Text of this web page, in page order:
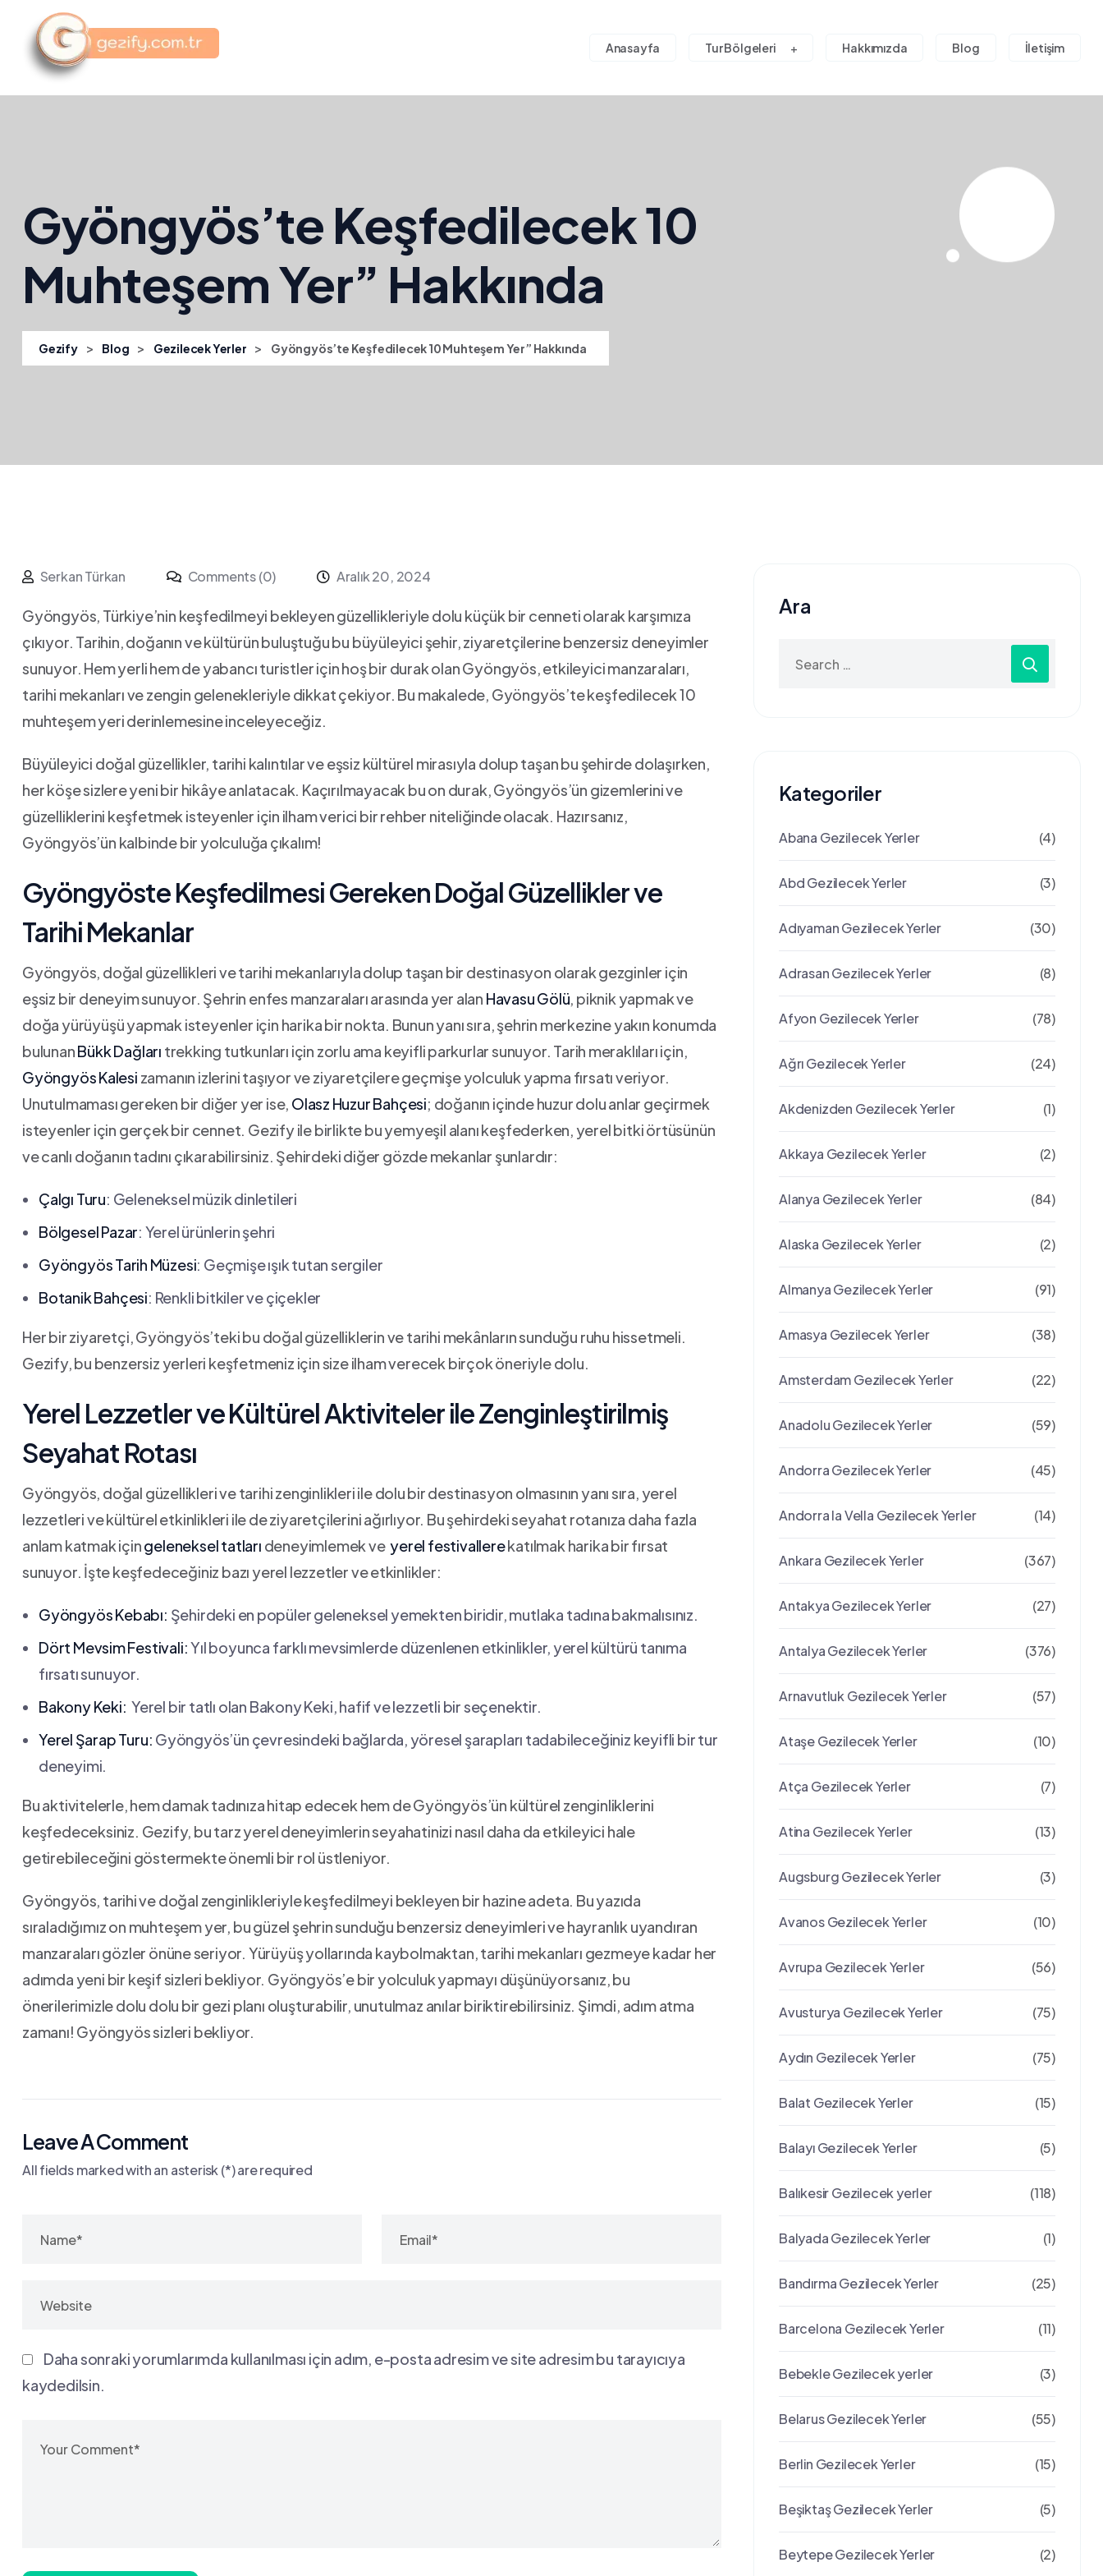
Anasayfa Tur Bölgeleri Hakkımızda Blog İletişim
Gyöngyös’te Keşfedilecek 10
Muhteşem Yer” Hakkında
Gezify > Blog > Gezilecek Yerler > Gyöngyös’te Keşfedilecek 10 Muhteşem Yer” Hakkında
Serkan Türkan Comments (0) Aralık 20, 2024
Gyöngyös, Türkiye’nin keşfedilmeyi bekleyen güzellikleriyle dolu​ küçük bir cenneti olarak ⁤karşımıza
çıkıyor. Tarihin, doğanın ve kültürün buluştuğu bu büyüleyici şehir, ziyaretçilerine ⁣benzersiz‍ deneyimler
sunuyor. Hem yerli hem de yabancı turistler için hoş bir durak olan Gyöngyös, etkileyici manzaraları,
tarihi ‌mekanları ve zengin gelenekleriyle dikkat çekiyor. Bu makalede, ‍Gyöngyös’te keşfedilecek 10
muhteşem yeri derinlemesine inceleyeceğiz. ⁢
Büyüleyici doğal güzellikler, tarihi kalıntılar ve eşsiz kültürel mirasıyla​ dolup⁢ taşan bu şehirde dolaşırken,​
her köşe sizlere⁢ yeni bir hikâye anlatacak. Kaçırılmayacak bu ⁢on durak, Gyöngyös’ün gizemlerini ve
güzelliklerini​ keşfetmek isteyenler için ⁤ilham verici bir rehber niteliğinde olacak.‍ Hazırsanız,‌
Gyöngyös’ün kalbinde bir ‌yolculuğa⁤ çıkalım!
Gyöngyöste Keşfedilmesi Gereken ⁢Doğal ⁤Güzellikler‍ ve
Tarihi Mekanlar
Gyöngyös, doğal ⁢güzellikleri ve ‌tarihi ⁣mekanlarıyla dolup taşan bir destinasyon ​olarak ⁤gezginler için
eşsiz​ bir ‍deneyim⁣ sunuyor. Şehrin enfes​ manzaraları arasında yer alan‌ Havasu⁤ Gölü, piknik yapmak ve ​
doğa ​yürüyüşü yapmak isteyenler için harika ⁤bir nokta.⁣ Bunun yanı sıra,‍ şehrin ‍merkezine yakın konumda
bulunanBükk Dağları trekking tutkunları için zorlu​ ama keyifli⁣ parkurlar sunuyor. Tarih⁣ meraklıları​ için,⁤
Gyöngyös⁣ Kalesi zamanın izlerini taşıyor ve ziyaretçilere geçmişe yolculuk yapma ‍fırsatı veriyor.
Unutulmaması gereken bir diğer yer ise, Olasz⁤ Huzur Bahçesi; doğanın içinde huzur‍ dolu ⁤anlar geçirmek
isteyenler​ için ‍gerçek bir cennet. ‌Gezify ile birlikte bu yemyeşil alanı ‌keşfederken,⁢ yerel bitki örtüsünün
⁣ve ⁤canlı​ doğanın tadını çıkarabilirsiniz.‌ Şehirdeki diğer gözde⁣ mekanlar şunlardır:
Çalgı Turu: Geleneksel müzik dinletileri
Bölgesel Pazar:⁤ Yerel⁣ ürünlerin şehri
Gyöngyös ⁤Tarih ⁢Müzesi: Geçmişe⁤ ışık tutan sergiler
Botanik Bahçesi:​ Renkli bitkiler‍ ve çiçekler
Her bir ziyaretçi, ⁣Gyöngyös’teki bu doğal güzelliklerin ve tarihi mekânların sunduğu ruhu hissetmeli.
Gezify, ⁤bu benzersiz ‍yerleri keşfetmeniz için size ilham verecek‍ birçok öneriyle dolu.
Yerel Lezzetler‌ ve ⁢Kültürel Aktiviteler ile Zenginleştirilmiş ​
Seyahat Rotası
Gyöngyös, doğal güzellikleri ve tarihi zenginlikleri ile dolu⁢ bir⁢ destinasyon ‍olmasının yanı ⁤sıra, yerel ​
lezzetleri ve kültürel etkinlikleri ‍ile de ziyaretçilerini ağırlıyor. Bu şehirdeki seyahat rotanıza daha fazla
anlam katmak içingeleneksel tatları deneyimlemek ve ‌yerel festivallerekatılmak harika bir​ fırsat
sunuyor. ⁤İşte keşfedeceğiniz bazı yerel lezzetler ve ⁤etkinlikler:
Gyöngyös Kebabı: Şehirdeki en ⁢popüler ‍geleneksel yemekten biridir, mutlaka tadına bakmalısınız.
Dört​ Mevsim⁣ Festivali:Yıl​ boyunca farklı ⁤mevsimlerde düzenlenen etkinlikler, ⁣yerel kültürü tanıma
‌fırsatı sunuyor.
Bakony Keki: ⁤ Yerel bir tatlı olan Bakony Keki, hafif ve lezzetli bir seçenektir.
Yerel⁣ Şarap Turu: ⁢Gyöngyös’ün çevresindeki⁢ bağlarda, ⁣yöresel şarapları⁤ tadabileceğiniz keyifli bir tur ​
deneyimi.
Bu aktivitelerle, ⁣hem damak tadınıza ⁤hitap edecek hem de Gyöngyös’ün kültürel zenginliklerini
keşfedeceksiniz.‍ Gezify, bu tarz yerel ⁣deneyimlerin seyahatinizi nasıl daha da etkileyici hale
‍getirebileceğini göstermekte önemli ‍bir⁢ rol​ üstleniyor.
Gyöngyös, ‌tarihi ⁢ve doğal zenginlikleriyle keşfedilmeyi bekleyen⁤ bir hazine adeta.⁢ Bu yazıda
sıraladığımız on muhteşem yer, bu güzel şehrin⁤ sunduğu benzersiz deneyimleri ‌ve hayranlık uyandıran
manzaraları⁢ gözler önüne ⁣seriyor. Yürüyüş yollarında ​kaybolmaktan, tarihi⁤ mekanları​ gezmeye kadar her
adımda yeni bir keşif sizleri bekliyor. Gyöngyös’e bir yolculuk yapmayı düşünüyorsanız, ​bu
önerilerimizle dolu dolu⁢ bir ⁤gezi planı oluşturabilir, unutulmaz ​anılar biriktirebilirsiniz. Şimdi, adım ‍atma
zamanı! ⁢Gyöngyös sizleri bekliyor.
Leave A Comment
All fields marked with an asterisk (*) are required
Daha sonraki yorumlarımda kullanılması için adım, e-posta adresim ve site adresim bu tarayıcıya
kaydedilsin.
Ara
for:
Kategoriler
Abana Gezilecek Yerler (4)
Abd Gezilecek Yerler (3)
Adıyaman Gezilecek Yerler (30)
Adrasan Gezilecek Yerler (8)
Afyon Gezilecek Yerler (78)
Ağrı Gezilecek Yerler (24)
Akdenizden Gezilecek Yerler (1)
Akkaya Gezilecek Yerler (2)
Alanya Gezilecek Yerler (84)
Alaska Gezilecek Yerler (2)
Almanya Gezilecek Yerler (91)
Amasya Gezilecek Yerler (38)
Amsterdam Gezilecek Yerler (22)
Anadolu Gezilecek Yerler (59)
Andorra Gezilecek Yerler (45)
Andorra la Vella Gezilecek Yerler (14)
Ankara Gezilecek Yerler (367)
Antakya Gezilecek Yerler (27)
Antalya Gezilecek Yerler (376)
Arnavutluk Gezilecek Yerler (57)
Ataşe Gezilecek Yerler (10)
Atça Gezilecek Yerler (7)
Atina Gezilecek Yerler (13)
Augsburg Gezilecek Yerler (3)
Avanos Gezilecek Yerler (10)
Avrupa Gezilecek Yerler (56)
Avusturya Gezilecek Yerler (75)
Aydın Gezilecek Yerler (75)
Balat Gezilecek Yerler (15)
Balayı Gezilecek Yerler (5)
Balıkesir Gezilecek yerler (118)
Balyada Gezilecek Yerler (1)
Bandırma Gezilecek Yerler (25)
Barcelona Gezilecek Yerler (11)
Bebekle Gezilecek yerler (3)
Belarus Gezilecek Yerler (55)
Berlin Gezilecek Yerler (15)
Beşiktaş Gezilecek Yerler (5)
Beytepe Gezilecek Yerler (2)